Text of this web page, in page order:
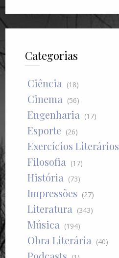
Categorias
Ciência (18)
Cinema (56)
Engenharia (17)
Esporte (26)
Exercícios Literários
Filosofia (17)
História (73)
Impressões (27)
Literatura (343)
Música (194)
Obra Literária (40)